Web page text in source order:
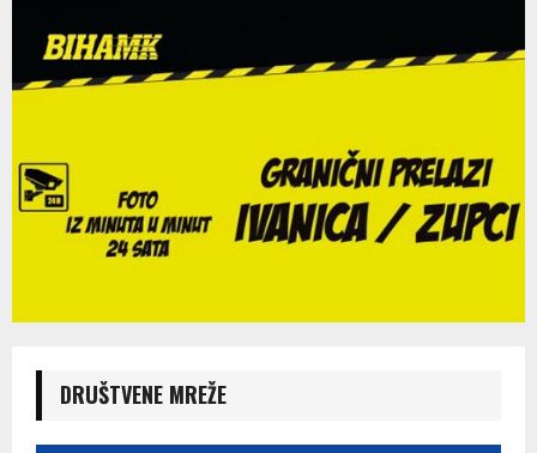
DRUŠTVENE MREŽE